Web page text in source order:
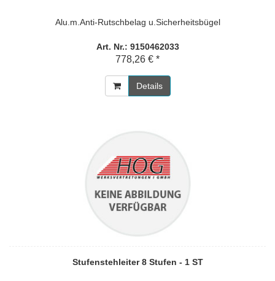
Alu.m.Anti-Rutschbelag u.Sicherheitsbügel
Art. Nr.: 9150462033
778,26 € *
Details
Stufenstehleiter 8 Stufen - 1 ST